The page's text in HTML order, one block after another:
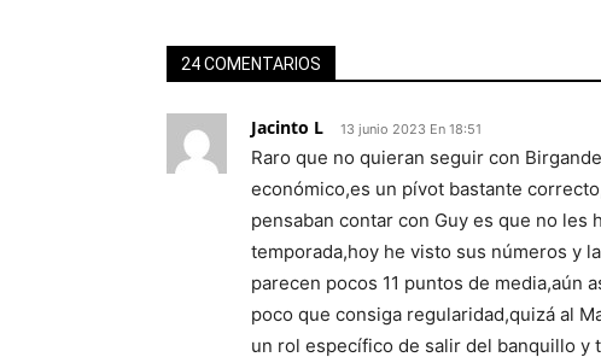
24 COMENTARIOS
Jacinto L 13 junio 2023 En 18:51
Raro que no quieran seguir con
económico,es un pívot bastante
pensaban contar con Guy es que no les
temporada,hoy he visto sus números y
parecen pocos 11 puntos de media,aún
poco que consiga regularidad,quizá al
un rol específico de salir del banquillo y